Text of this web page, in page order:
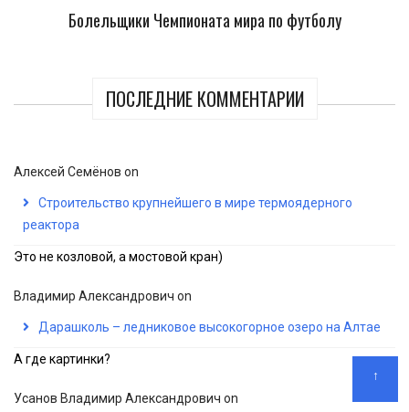
Болельщики Чемпионата мира по футболу
ПОСЛЕДНИЕ КОММЕНТАРИИ
Алексей Семёнов on
Строительство крупнейшего в мире термоядерного
реактора
Это не козловой, а мостовой кран)
Владимир Александрович on
Дарашколь – ледниковое высокогорное озеро на Алтае
А где картинки?
Усанов Владимир Александрович on
↑